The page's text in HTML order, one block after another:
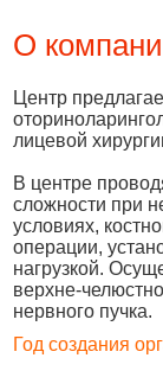
О
Центр
лицевой
В центре
сложности при
условиях,
операции,
нагрузкой.
верхне-
нервного пучка.
Год создания